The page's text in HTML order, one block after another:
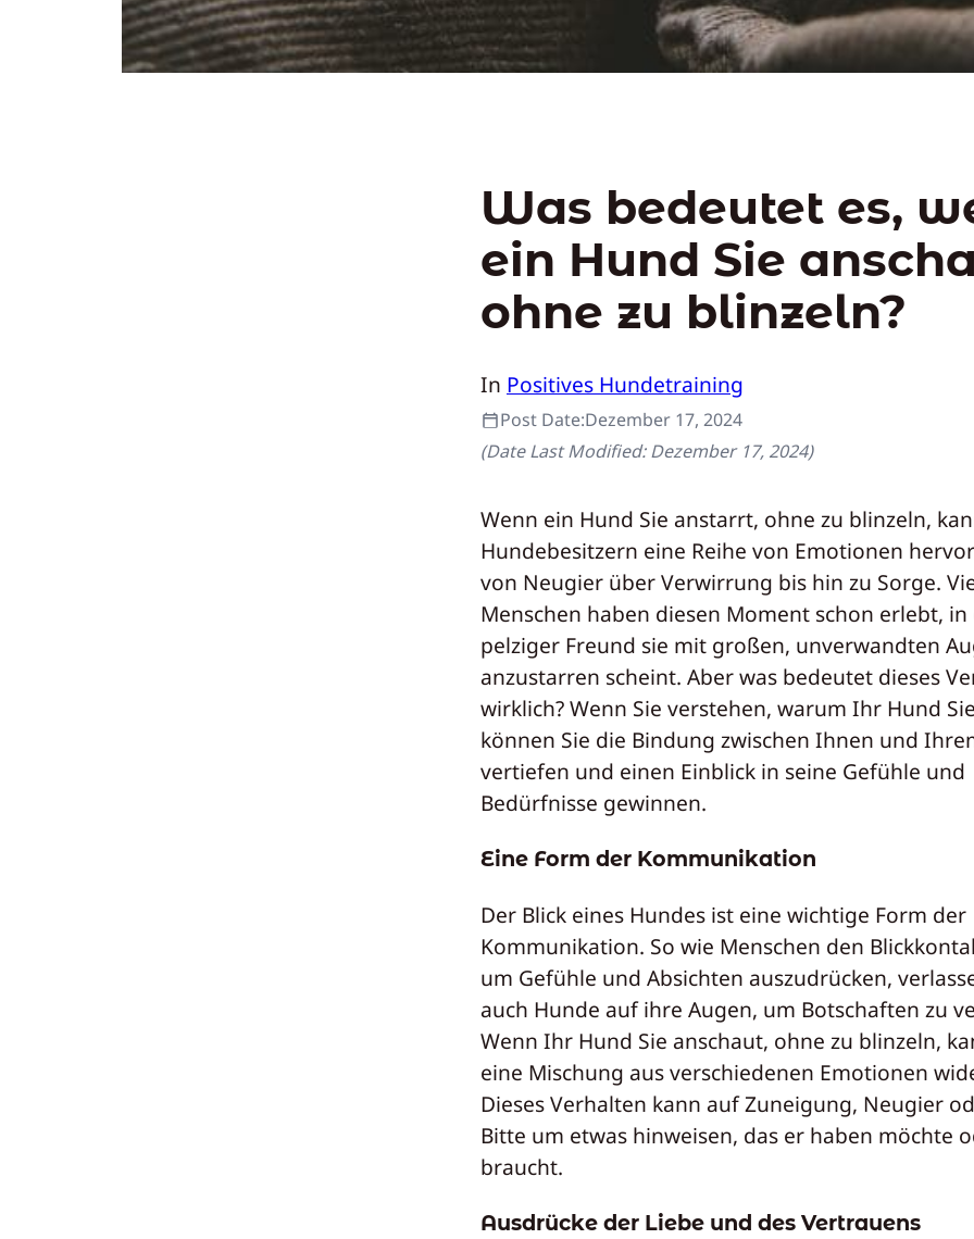
Was bedeutet es,
ein Hund Sie
ohne zu blinzeln?
In Positives Hundetraining
Post Date:Dezember 17, 2024
(Date Last Modified:Dezember 17, 2024)
Wenn ein Hund Sie anstarrt, ohne zu blinzeln,
Hundebesitzern eine Reihe von Emotionen
von Neugier über Verwirrung bis hin zu Sorge.
Menschen haben diesen Moment schon erlebt,
pelziger Freund sie mit großen, unverwandten
anzustarren scheint. Aber was bedeutet dieses
wirklich? Wenn Sie verstehen, warum Ihr Hund
können Sie die Bindung zwischen Ihnen und
vertiefen und einen Einblick in seine Gefühle und
Bedürfnisse gewinnen.
Eine Form der Kommunikation
Der Blick eines Hundes ist eine wichtige Form der
Kommunikation. So wie Menschen den
um Gefühle und Absichten auszudrücken,
auch Hunde auf ihre Augen, um Botschaften zu
Wenn Ihr Hund Sie anschaut, ohne zu blinzeln,
eine Mischung aus verschiedenen Emotionen
Dieses Verhalten kann auf Zuneigung, Neugier
Bitte um etwas hinweisen, das er haben möchte
braucht.
Ausdrücke der Liebe und des Vertrauens